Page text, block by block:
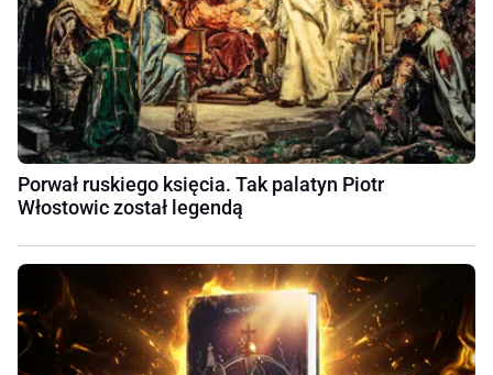
Porwał ruskiego księcia. Tak palatyn Piotr
Włostowic został legendą